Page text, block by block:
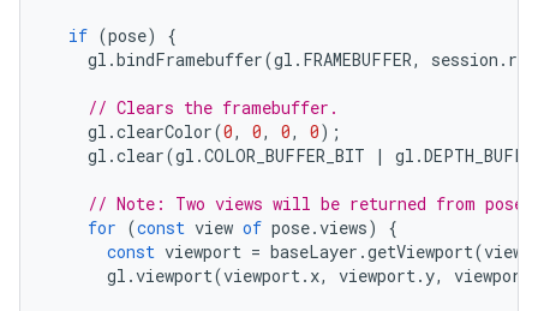
if (pose)
{
gl .bindFramebuffer(gl . FRAMEBUFFER, session .
// Clears the framebuffer.
gl .clearColor(0, 0, 0, 0);
gl .clear(gl .COLOR_BUFFER_BIT | gl .
// Note: Two views will be returned from
for (const view of pose.views)
{
const viewport = baseLayer .getViewport(view
gl .viewport(viewport. x, viewport.y, viewport